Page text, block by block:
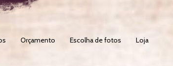
Orçamento Escolha de fotos Loja